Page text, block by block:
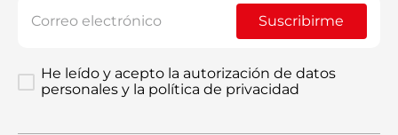
Suscribirme
He leído y acepto la autorización de datos
personales y la política de privacidad